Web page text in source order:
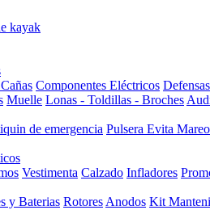
kayak
Componentes Eléctricos
Muelle Lonas - Toldillas - Broches
de emergencia Pulsera Evita
Vestimenta Calzado Infladores
y Baterias Rotores Anodos Kit